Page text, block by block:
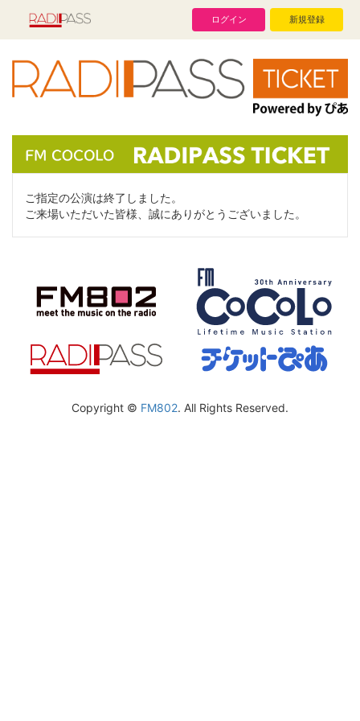
ログイン 新規登録
ご指定の公演は終了しました。
ご来場いただいた皆様、誠にありがとうございました。
Copyright © FM802. All Rights Reserved.